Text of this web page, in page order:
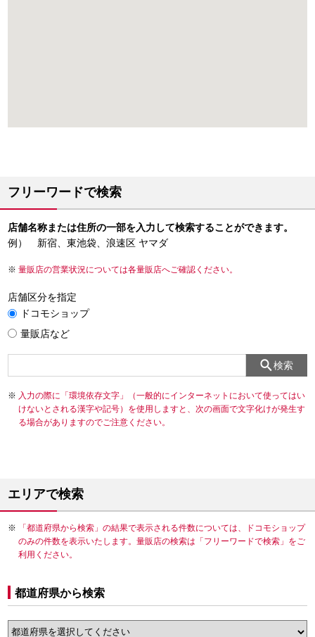
フリーワードで検索
店舗名称または住所の一部を入力して検索することができます。
例） 新宿、東池袋、浪速区 ヤマダ
量販店の営業状況については各量販店へご確認ください。
店舗区分を指定
ドコモショップ
量販店など
検索
入力の際に「環境依存文字」（一般的にインターネットにおいて使ってはい
けないとされる漢字や記号）を使用しますと、次の画面で文字化けが発生す
る場合がありますのでご注意ください。
エリアで検索
「都道府県から検索」の結果で表示される件数については、ドコモショップ
のみの件数を表示いたします。量販店の検索は「フリーワードで検索」をご
利用ください。
都道府県から検索